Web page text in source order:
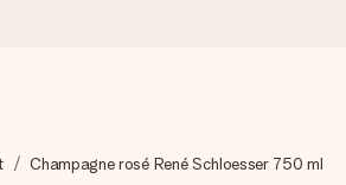
l’envoyons en un éclair – pour que
Champagne rosé René Schloesser 750 ml